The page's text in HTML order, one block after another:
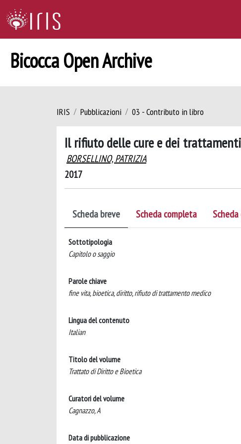
Bicocca Open Archive
IRIS Pubblicazioni 03 - Contributo in libro
Il rifiuto delle cure e dei
BORSELLINO, PATRIZIA
2017
Scheda breve Scheda completa
Sottotipologia
Capitolo o saggio
Parole chiave
fine vita, bioetica, diritto, rifiuto di trattamento medico
Lingua del contenuto
Italian
Titolo del volume
Trattato di Diritto e Bioetica
Curatori del volume
Cagnazzo, A
Data di pubblicazione